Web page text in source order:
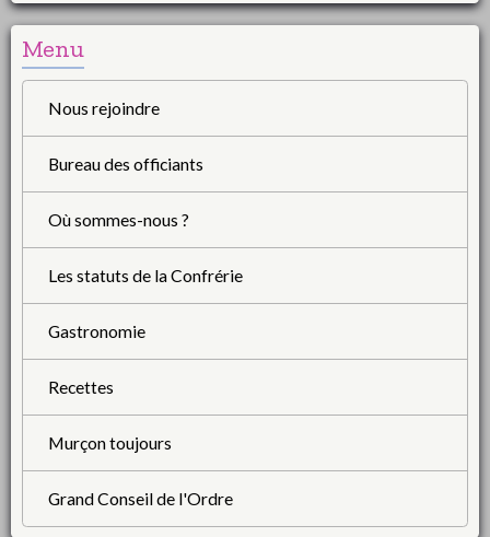
Menu
Nous rejoindre
Bureau des officiants
Où sommes-nous ?
Les statuts de la Confrérie
Gastronomie
Recettes
Murçon toujours
Grand Conseil de l'Ordre